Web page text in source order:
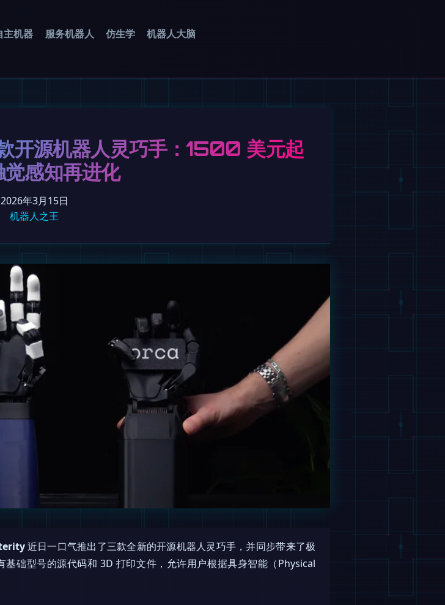
主机器 服务机器人 仿生学 机器人大脑
源机器人灵巧手：1500 美元起
觉感知再进化
2026年3月15日
机器人之王
近日一口气推出了三款全新的开源机器人灵巧手，并同步带来了极
础型号的源代码和 3D 打印文件，允许用户根据具身智能（Physical